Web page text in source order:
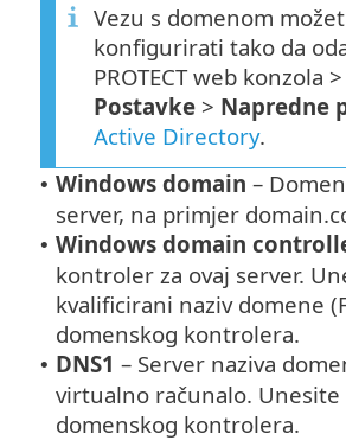
Vezu s domenom
konfigurirati tako da
PROTECT web konzola >
Postavke > Napredne
Active Directory.
• Windows domain –
server, na primjer
• Windows domain
kontroler za ovaj server.
kvalificirani naziv domene
domenskog kontrolera.
• DNS1 – Server naziva
virtualno računalo. Unesite
domenskog kontrolera.